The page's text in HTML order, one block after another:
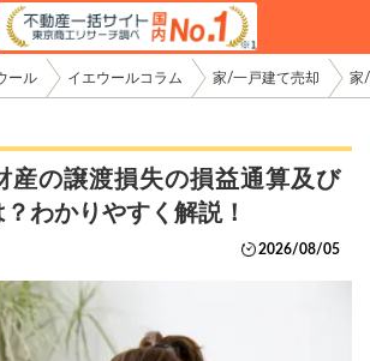
ール イエウールコラム 家/一戸建て売却 家
産の譲渡損失の損益通算及び
わかりやすく解説！
2026/08/05